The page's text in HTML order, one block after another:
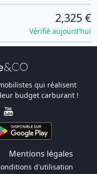
2,325 €
Vérifié aujourd'hui
qui réalisent
budget carburant !
Mentions légales
d'utilisation